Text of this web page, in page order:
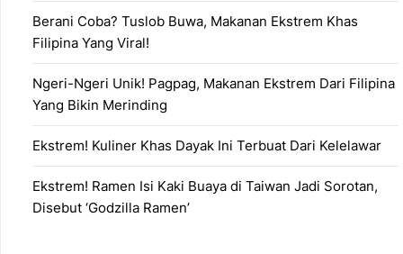
Berani Coba? Tuslob Buwa, Makanan Ekstrem Khas
Filipina Yang Viral!
Ngeri-Ngeri Unik! Pagpag, Makanan Ekstrem Dari Filipina
Yang Bikin Merinding
Ekstrem! Kuliner Khas Dayak Ini Terbuat Dari Kelelawar
Ekstrem! Ramen Isi Kaki Buaya di Taiwan Jadi Sorotan,
Disebut ‘Godzilla Ramen’